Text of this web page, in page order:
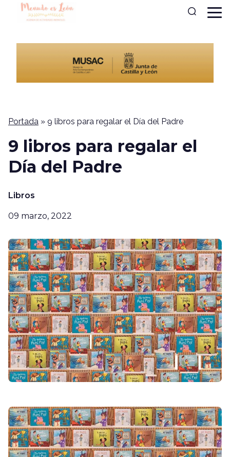
Portada » 9 libros para regalar el Día del Padre
9 libros para regalar el
Día del Padre
Libros
09 marzo, 2022